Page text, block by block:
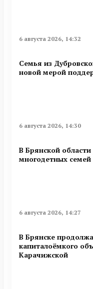
6 августа 2026, 14:32
Семья из
новой мерой
6 августа 2026, 14:30
В Брянской
многодетных семей
6 августа 2026, 14:27
В Брянске
капиталоёмкого
Карачижской